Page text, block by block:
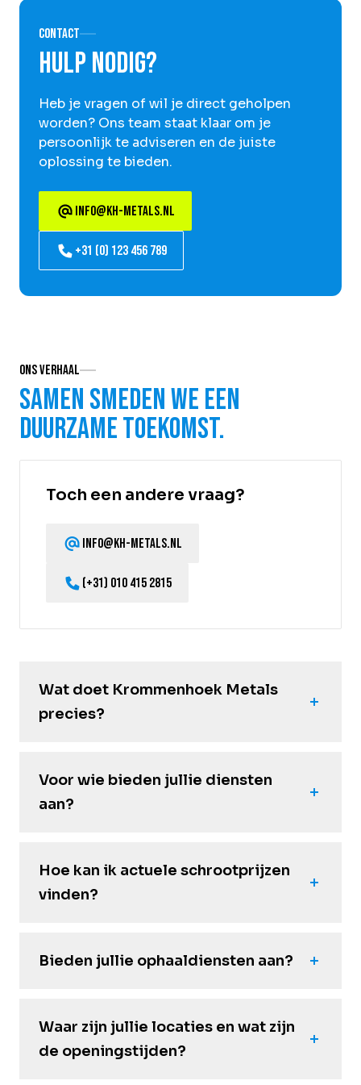
Contact
Hulp nodig?
Heb je vragen of wil je direct geholpen
worden? Ons team staat klaar om je
persoonlijk te adviseren en de juiste
oplossing te bieden.
info@kh-metals.nl
+31 (0) 123 456 789
Ons verhaal
Samen smeden we een
duurzame toekomst.
Toch een andere vraag?
info@kh-metals.nl
(+31) 010 415 2815
Wat doet Krommenhoek Metals
precies?
Voor wie bieden jullie diensten
aan?
Hoe kan ik actuele schrootprijzen
vinden?
Bieden jullie ophaaldiensten aan?
Waar zijn jullie locaties en wat zijn
de openingstijden?